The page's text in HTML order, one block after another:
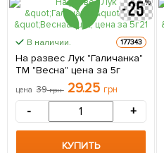
В наличии. 177343
На развес Лук "Галичанка"
ТМ "Весна" цена за 5г
цена 39грн 29.25 грн
- +
КУПИТЬ